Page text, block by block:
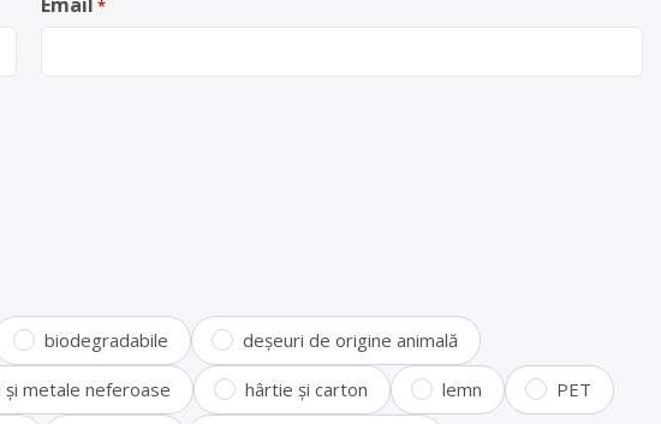
*
biodegradabile deșeuri de origine animală
și metale neferoase hârtie și carton lemn PET